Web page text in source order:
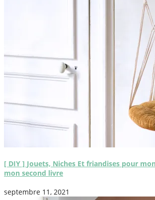
[ DIY ] Jouets, Niches Et friandises pour
mon second livre
septembre 11, 2021